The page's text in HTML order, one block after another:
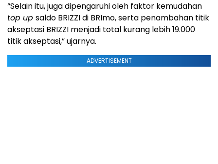
“Selain itu, juga dipengaruhi oleh faktor kemudahan
top up saldo BRIZZI di BRImo, serta penambahan titik
akseptasi BRIZZI menjadi total kurang lebih 19.000
titik akseptasi,” ujarnya.
ADVERTISEMENT